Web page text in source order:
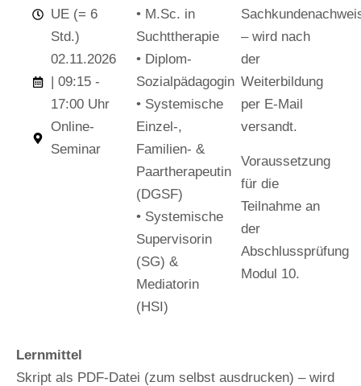
UE (= 6
Std.)
02.11.2026
| 09:15 -
17:00 Uhr
Online-
Seminar
• M.Sc. in
Suchttherapie
• Diplom-
Sozialpädagogin
• Systemische
Einzel-,
Familien- &
Paartherapeutin
(DGSF)
• Systemische
Supervisorin
(SG) &
Mediatorin
(HSI)
– wird nach
der
Weiterbildung
per E-Mail
versandt.
Voraussetzung
für die
Teilnahme an
der
Abschlussprüfung
Modul 10.
Lernmittel
Skript als PDF-Datei (zum selbst ausdrucken) – wird